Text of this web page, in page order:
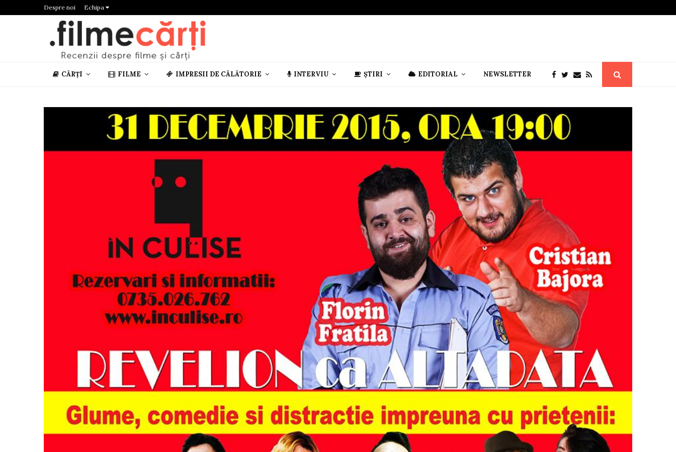
Despre noi Echipa
CĂRȚI FILME IMPRESII DE CĂLĂTORIE INTERVIU ȘTIRI EDITORIAL NEWSLETTER